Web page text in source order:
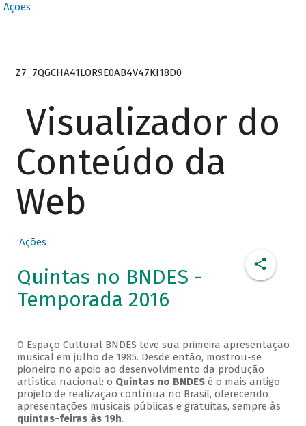
Ações
Z7_7QGCHA41LOR9E0AB4V47KI18D0
Visualizador do
Conteúdo da
Web
Ações
Quintas no BNDES -
Temporada 2016
O Espaço Cultural BNDES teve sua primeira apresentação
musical em julho de 1985. Desde então, mostrou-se
pioneiro no apoio ao desenvolvimento da produção
artística nacional: o Quintas no BNDESé o mais antigo
projeto de realização contínua no Brasil, oferecendo
apresentações musicais públicas e gratuitas, sempre às
quintas-feiras às 19h.